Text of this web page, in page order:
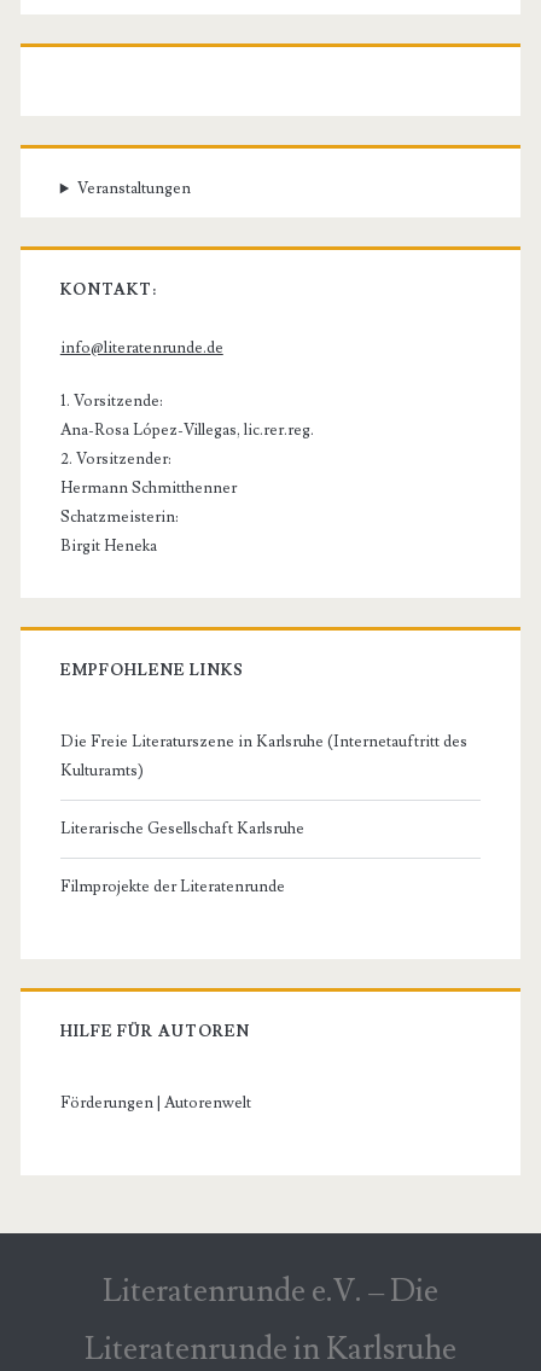
Veranstaltungen
KONTAKT:
info@literatenrunde.de
1. Vorsitzende:
Ana-Rosa López-Villegas, lic.rer.reg.
2. Vorsitzender:
Hermann Schmitthenner
Schatzmeisterin:
Birgit Heneka
EMPFOHLENE LINKS
Die Freie Literaturszene in Karlsruhe (Internetauftritt des
Kulturamts)
Literarische Gesellschaft Karlsruhe
Filmprojekte der Literatenrunde
HILFE FÜR AUTOREN
Förderungen | Autorenwelt
Literatenrunde e.V. – Die
Literatenrunde in Karlsruhe